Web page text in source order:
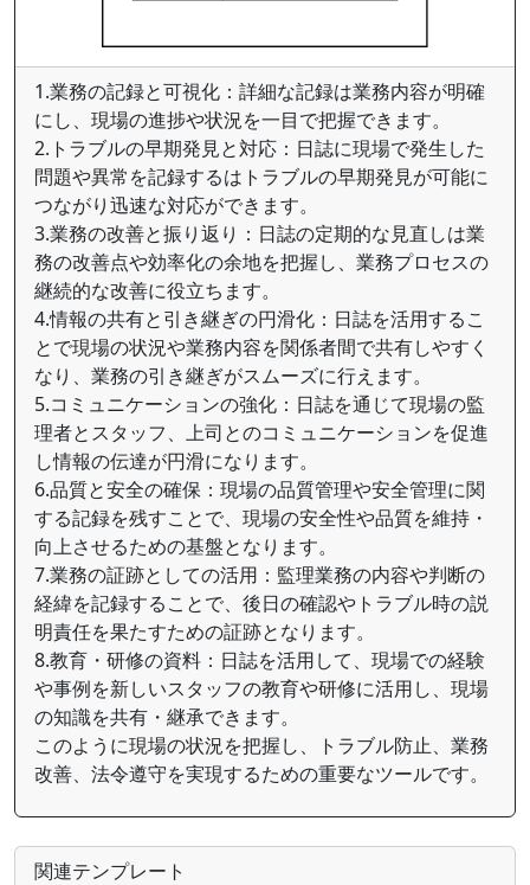
1.業務の記録と可視化：詳細な記録は業務内容が明確
にし、現場の進捗や状況を一目で把握できます。
2.トラブルの早期発見と対応：日誌に現場で発生した
問題や異常を記録するはトラブルの早期発見が可能に
つながり迅速な対応ができます。
3.業務の改善と振り返り：日誌の定期的な見直しは業
務の改善点や効率化の余地を把握し、業務プロセスの
継続的な改善に役立ちます。
4.情報の共有と引き継ぎの円滑化：日誌を活用するこ
とで現場の状況や業務内容を関係者間で共有しやすく
なり、業務の引き継ぎがスムーズに行えます。
5.コミュニケーションの強化：日誌を通じて現場の監
理者とスタッフ、上司とのコミュニケーションを促進
し情報の伝達が円滑になります。
6.品質と安全の確保：現場の品質管理や安全管理に関
する記録を残すことで、現場の安全性や品質を維持・
向上させるための基盤となります。
7.業務の証跡としての活用：監理業務の内容や判断の
経緯を記録することで、後日の確認やトラブル時の説
明責任を果たすための証跡となります。
8.教育・研修の資料：日誌を活用して、現場での経験
や事例を新しいスタッフの教育や研修に活用し、現場
の知識を共有・継承できます。
このように現場の状況を把握し、トラブル防止、業務
改善、法令遵守を実現するための重要なツールです。
関連テンプレート